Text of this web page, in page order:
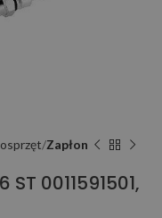
Zapłon
0011591501,